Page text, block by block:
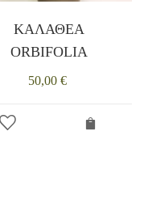
ΚΑΛΑΘΕΑ
ORBIFOLIA
50,00€